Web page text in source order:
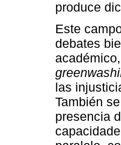
produce
Este
debates
las
También
presencia